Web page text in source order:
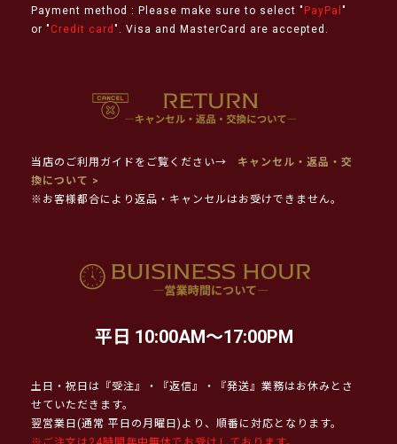
Payment method : Please make sure to select " PayPal "
or " Credit card ". Visa and MasterCard are accepted.
当店のご利用ガイドをご覧ください→
キャンセル・返品・交
換について >
※お客様都合により返品・キャンセルはお受けできません。
平日 10:00AM～17:00PM
土日・祝日は『受注』・『返信』・『発送』業務はお休みとさ
せていただきます。
翌営業日(通常 平日の月曜日)より、順番に対応となります。